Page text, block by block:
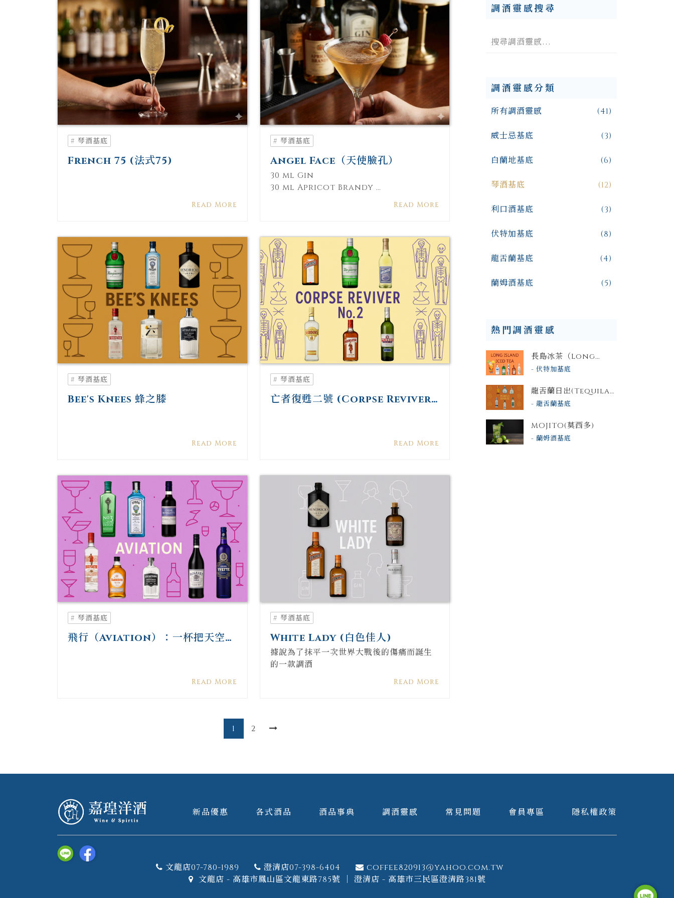
# 琴酒基底
French 75 (法式75)
Read More
# 琴酒基底
Angel Face（天使臉孔）
30 ml Gin
30 ml Apricot Brandy
Read More
# 琴酒基底
Bee's Knees 蜂之膝
Read More
# 琴酒基底
亡者復甦二號 (Corpse Reviver
Read More
# 琴酒基底
飛行（Aviation）：一杯把天空染
Read More
# 琴酒基底
White Lady (白色佳人)
據說為了抹平一次世界大戰後的傷痛而誕生
的一款調酒
Read More
1 2
調酒靈感搜尋
調酒靈感分類
所有調酒靈感 (41)
威士忌基底 (3)
白蘭地基底 (6)
琴酒基底 (12)
利口酒基底 (3)
伏特加基底 (8)
龍舌蘭基底 (4)
蘭姆酒基底 (5)
熱門調酒靈感
長島冰茶（Long
Island Iced
茶、實際是高濃度的
「高球怪物」
伏特加基底
龍舌蘭日出(Tequila
Sunrise)
龍舌蘭基底
MOJITO(莫西多)
蘭姆酒基底
新品優惠 各式酒品 酒品事典 調酒靈感 常見問題 會員專區 隱私權政策
文龍店07-780-1989 澄清店07-398-6404
coffee820913@yahoo.com.tw
文龍店 - 高雄市鳳山區文龍東路785號 ｜ 澄清店 - 高雄市三民區澄清路381號